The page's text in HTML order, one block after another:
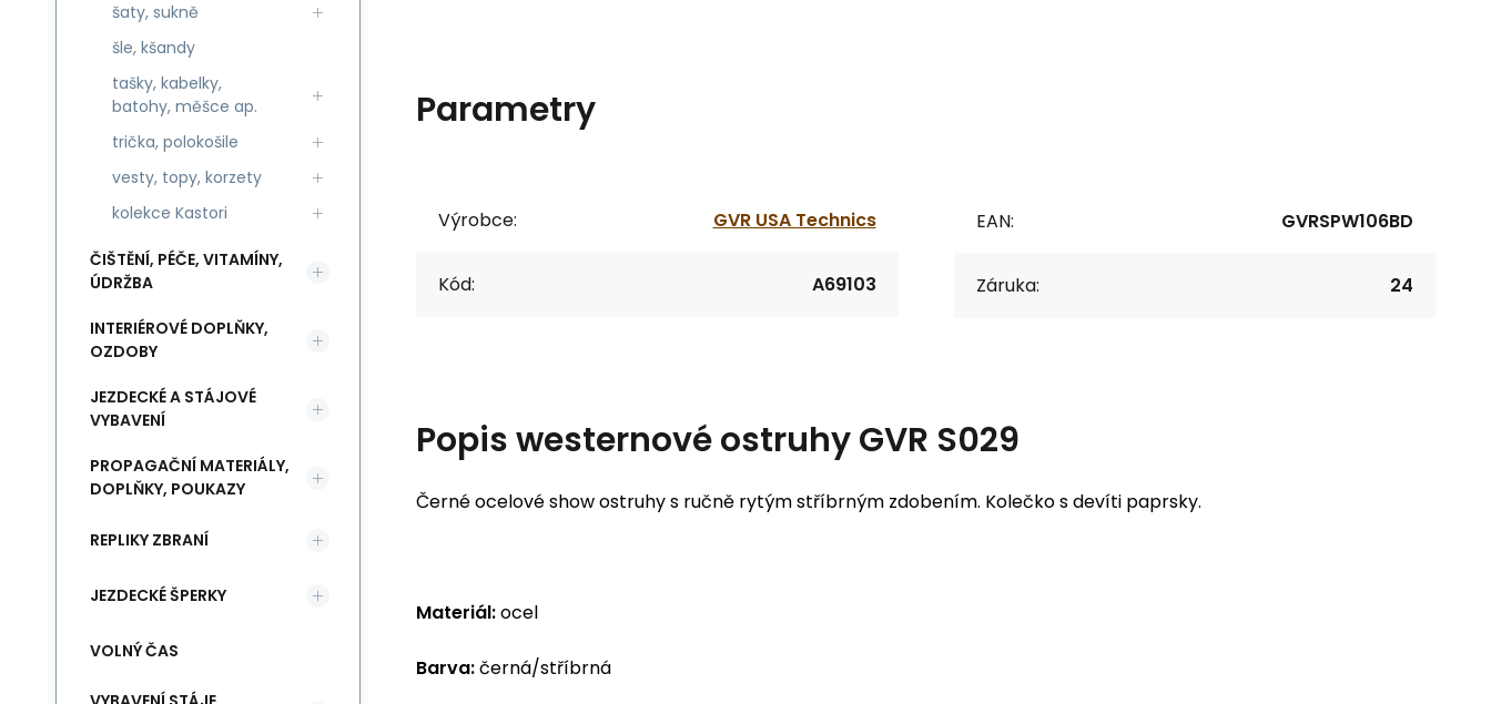
Parametry
Výrobce: GVR USA Technics
Kód: A69103
EAN: GVRSPW106BD
Záruka: 24
Popiswesternové ostruhy GVR S029
Černé ocelové show ostruhy s ručně rytým stříbrným zdobením. Kolečko s devíti paprsky.
Materiál:ocel
Barva:černá/stříbrná
šaty, sukně
šle, kšandy
tašky, kabelky,
batohy, měšce ap.
trička, polokošile
vesty, topy, korzety
kolekce Kastori
ČIŠTĚNÍ, PÉČE, VITAMÍNY,
ÚDRŽBA
INTERIÉROVÉ DOPLŇKY,
OZDOBY
JEZDECKÉ A STÁJOVÉ
VYBAVENÍ
PROPAGAČNÍ MATERIÁLY,
DOPLŇKY, POUKAZY
REPLIKY ZBRANÍ
JEZDECKÉ ŠPERKY
VOLNÝ ČAS